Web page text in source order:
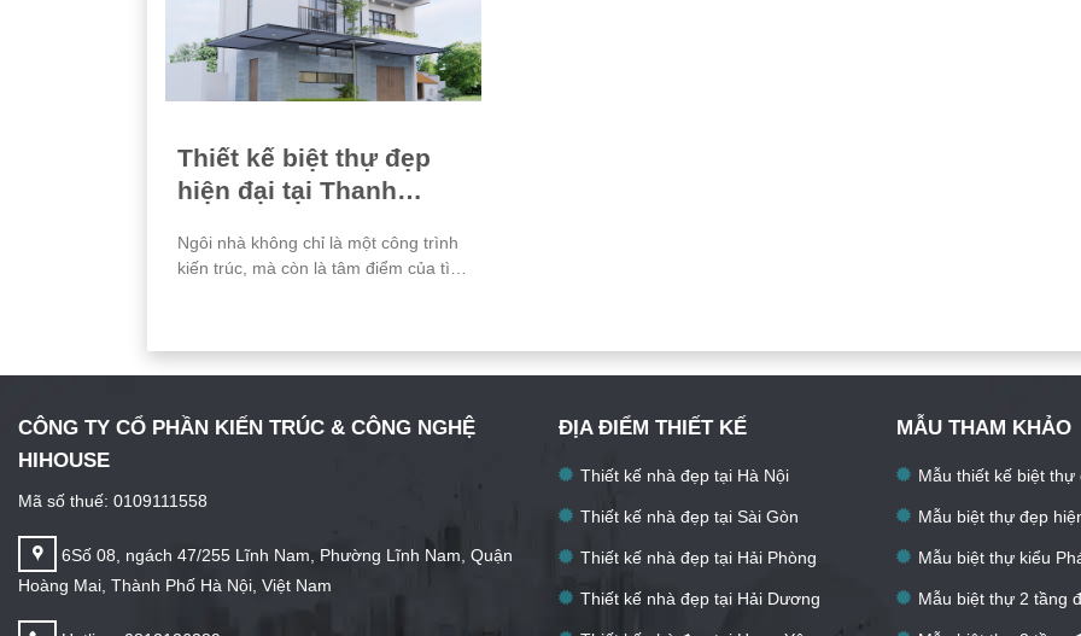
Thiết kế biệt thự đẹp
hiện đại tại Thanh
Ngôi nhà không chỉ là một công trình
kiến trúc, mà còn là tâm điểm của tình
CÔNG TY CỔ PHẦN KIẾN TRÚC & CÔNG NGHỆ
HIHOUSE
Mã số thuế: 0109111558
6Số 08, ngách 47/255 Lĩnh Nam, Phường Lĩnh Nam, Quận
Hoàng Mai, Thành Phố Hà Nội, Việt Nam
ĐỊA ĐIỂM THIẾT KẾ
Thiết kế nhà đẹp tại Hà Nội
Thiết kế nhà đẹp tại Sài Gòn
Thiết kế nhà đẹp tại Hải Phòng
Thiết kế nhà đẹp tại Hải Dương
MẪU THAM KHẢO
Mẫu thiết kế biệt thự
Mẫu biệt thự đẹp
Mẫu biệt thự kiểu
Mẫu biệt thự 2 tầng